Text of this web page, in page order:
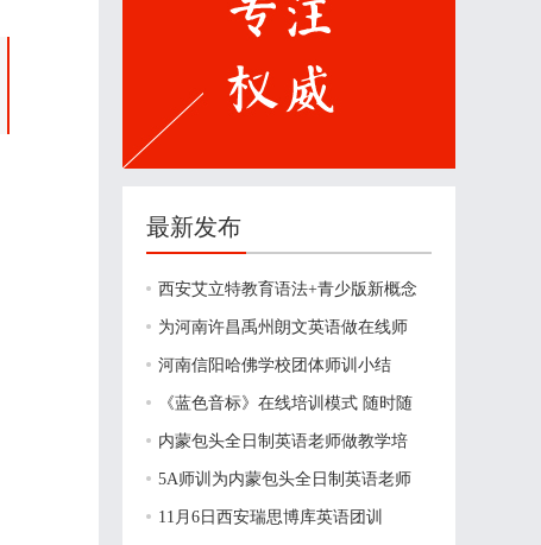
最新发布
西安艾立特教育语法+青少版新概念
为河南许昌禹州朗文英语做在线师
河南信阳哈佛学校团体师训小结
《蓝色音标》在线培训模式 随时随
内蒙包头全日制英语老师做教学培
5A师训为内蒙包头全日制英语老师
11月6日西安瑞思博库英语团训